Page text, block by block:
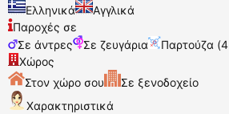
Ελληνικά
Αγγλικά
Παροχές σε
Σε άντρες
Σε ζευγάρια
Παρτούζα
Χώρος
Στον χώρο σου
Σε ξενοδοχείο
Χαρακτηριστικά